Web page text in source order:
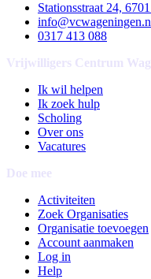
Stationsstraat 24,
0317 413 088
Vrijwilligers Centrum
Ik wil helpen
Ik zoek hulp
Scholing
Over ons
Vacatures
Doe mee
Activiteiten
Zoek Organisaties
Organisatie toevoegen
Account aanmaken
Log in
Help